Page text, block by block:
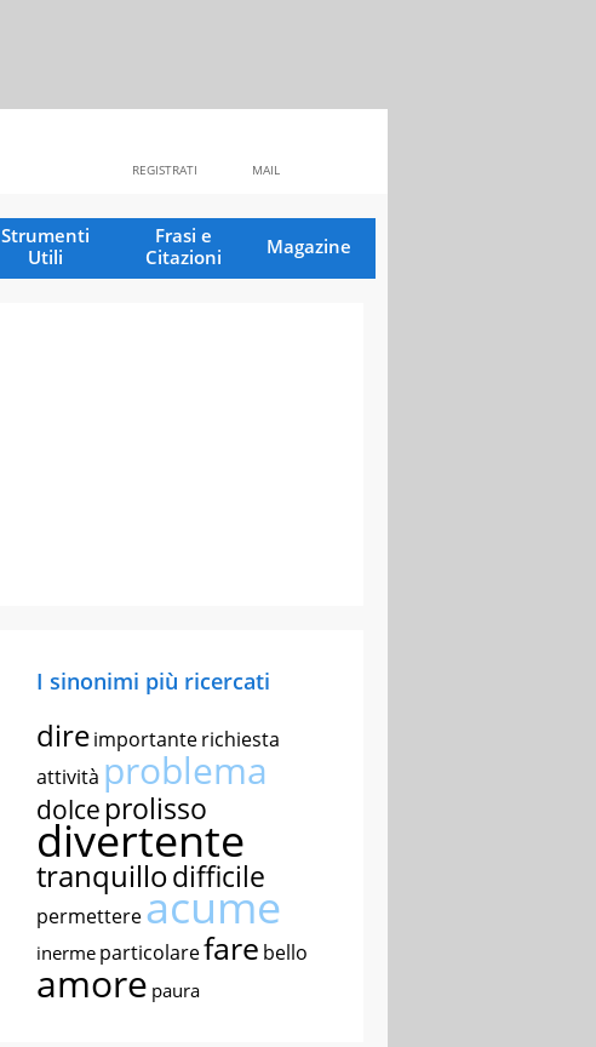
MAIL
REGISTRATI
Strumenti
Utili
Frasi e
Citazioni
Magazine
I sinonimi più ricercati
direimportanterichiesta
attività problema
dolce prolisso
divertente
tranquillodifficile
permettereacume
inerme particolarefare bello
amore paura